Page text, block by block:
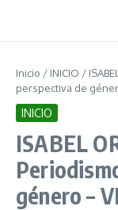
Inicio / INICIO /
perspectiva de
INICIO
ISABEL
género –